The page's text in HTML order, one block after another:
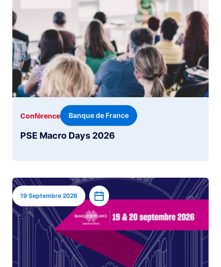
PSE Macro Days 2026
Conférence Banque de France
Image
19 Septembre 2026 Ajouter à l’agenda